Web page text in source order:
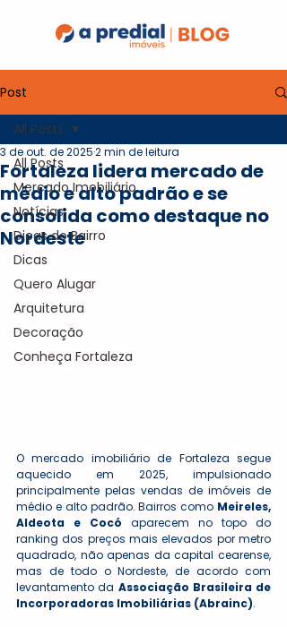
Post
All Posts
Mercado Imobiliário
Notícias
Dicas do Bairro
Dicas
Quero Alugar
Arquitetura
Decoração
Conheça Fortaleza
All Posts
Fortaleza lidera mercado de
médio e alto padrão e se
consolida como destaque no
Nordeste
3 de out. de 20252 min de leitura
O mercado imobiliário de Fortaleza segue
aquecido em 2025, impulsionado
principalmente pelas vendas de imóveis de
médio e alto padrão. Bairros como Meireles,
Aldeota e Cocó aparecem no topo do
ranking dos preços mais elevados por metro
quadrado, não apenas da capital cearense,
mas de todo o Nordeste, de acordo com
levantamento da Associação Brasileira de
Incorporadoras Imobiliárias (Abrainc).